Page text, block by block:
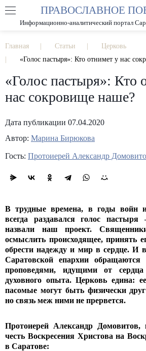
РАЗМЕР
ПРАВОСЛАВНОЕ
Информационно-аналитический портал
Главная Статьи
Церковь
«Голос пастыря»: Кто отнимет у нас
«Голос пастыря»: Кто
нас сокровище наше?
Дата публикации 07.04.2020
Автор: Марина Бирюкова
Гость: Протоиерей Александр
В трудные времена, в годы войн
всегда раздавался голос пастыря
назвали наш проект.
осмыслить происходящее, принять
обрести надежду и мир в сердце. И
Саратовской епархии
проповедями, идущими от
духовного опыта. Церковь едина:
пасомые могут быть физически
но связь меж ними не прервется.
Протоиерей Александр Домовитов,
честь Воскресения Христова на
в Саратове: